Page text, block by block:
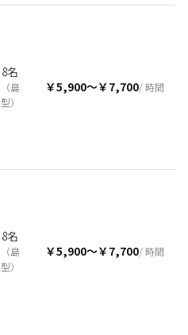
8名
（島
型）
￥5,900〜￥7,700/ 時間
8名
（島
型）
￥5,900〜￥7,700/ 時間